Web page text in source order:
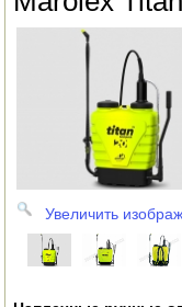
АВТОКЛАВЫ
ДЛЯ ОГОРОДА
НАВЕСНОЕ
СЕПАРАТОРЫ
СЫРОВАРНИ
ШИНКОВКИ
Увеличить